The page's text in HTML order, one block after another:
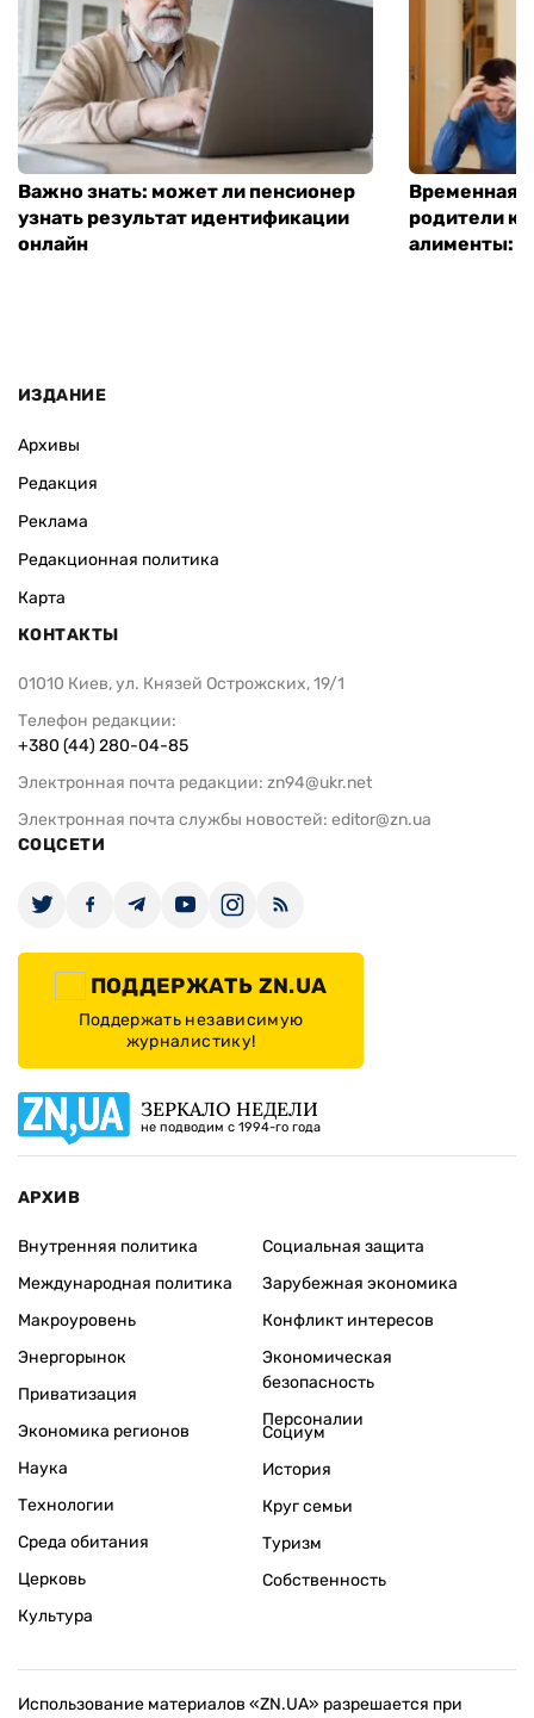
Важно знать: может ли пенсионер
узнать результат идентификации
онлайн
Временная
родители
алименты:
ИЗДАНИЕ
Архивы
Редакция
Реклама
Редакционная политика
Карта
КОНТАКТЫ
01010 Киев, ул. Князей Острожских, 19/1
Телефон редакции:
+380 (44) 280-04-85
Электронная почта редакции: zn94@ukr.net
Электронная почта службы новостей: editor@zn.ua
СОЦСЕТИ
ПОДДЕРЖАТЬ ZN.UA
Поддержать независимую
журналистику!
ЗЕРКАЛО НЕДЕЛИ
не подводим с 1994-го года
АРХИВ
Внутренняя политика
Международная политика
Макроуровень
Энергорынок
Приватизация
Экономика регионов
Социальная защита
Зарубежная экономика
Конфликт интересов
Экономическая
безопасность
Персоналии
Наука
Технологии
Среда обитания
Церковь
Культура
Социум
История
Круг семьи
Туризм
Собственность
Использование материалов «ZN.UA» разрешается при